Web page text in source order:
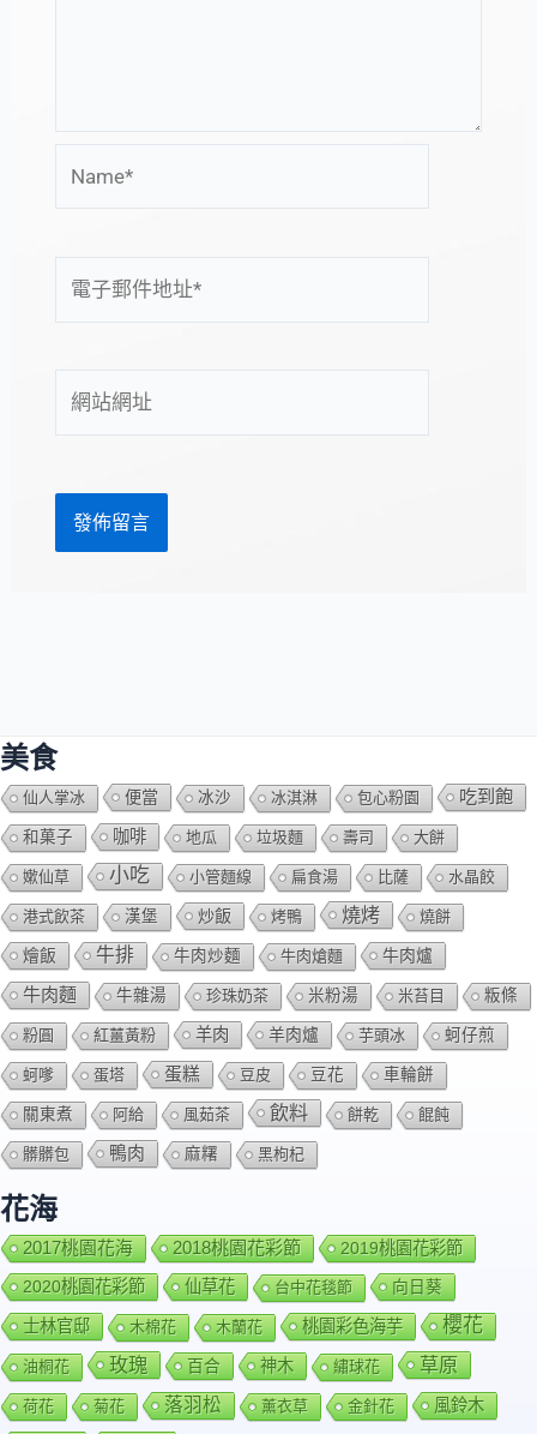
子
件
地
站
美食
仙人掌冰 便當 冰沙 冰淇淋 包心粉園 吃到飽
和菓子 咖啡 地瓜 垃圾麵 壽司 大餅
嫰仙草 小吃 小管麵線 扁食湯 比薩 水晶餃
港式飲茶 漢堡 炒飯 烤鴨 燒烤 燒餅
燴飯 牛排 牛肉炒麵 牛肉熗麵 牛肉爐
牛肉麵 牛雜湯 珍珠奶茶 米粉湯 米苔目 粄條
粉圓 紅薑黃粉 羊肉 羊肉爐 芋頭冰 蚵仔煎
蚵嗲 蛋塔 蛋糕 豆皮 豆花 車輪餅
關東煮 阿給 風茹茶 飲料 餅乾 餛飩
髒髒包 鴨肉 麻糬 黑枸杞
花海
2017桃園花海 2018桃園花彩節
2019桃園花彩節
2020桃園花彩節
仙草花 台中花毯節 向日葵
士林官邸 木棉花 木蘭花 桃園彩色海芋 櫻花
油桐花 玫瑰 百合 神木 繡球花 草原
荷花 菊花 落羽松 薰衣草 金針花 風鈴木